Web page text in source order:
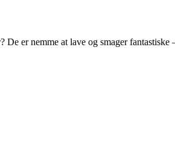
er nemme at lave og smager fantastiske